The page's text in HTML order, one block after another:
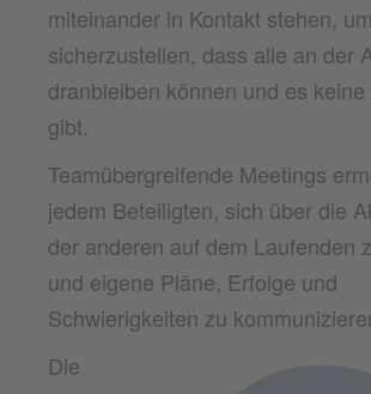
miteinander in Kontakt stehen, um
sicherzustellen, dass alle an der
dranbleiben können und es
gibt.
Teamübergreifende Meetings
jedem Beteiligten, sich über die
der anderen auf dem Laufenden
und eigene Pläne, Erfolge und
Schwierigkeiten zu
Die